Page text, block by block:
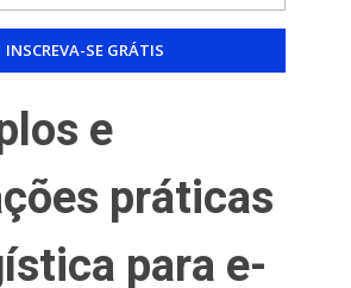
e
práticas
para e-